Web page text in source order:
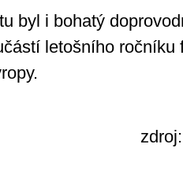
byl i bohatý
letošního ročníku